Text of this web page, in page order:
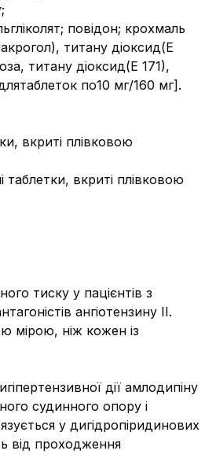
повідон; крохмаль
титану діоксид(Е
титану діоксид(Е 171),
по10 мг/160 мг].
вкриті плівковою
вкриті плівковою
тиску у пацієнтів з
ангіотензину ІІ.
мірою, ніж кожен із
дії амлодипіну
судинного опору і
у дигідропіридинових
від проходження